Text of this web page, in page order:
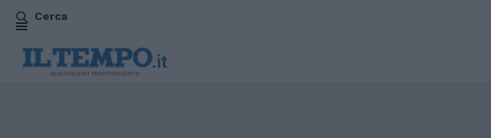
Cerca